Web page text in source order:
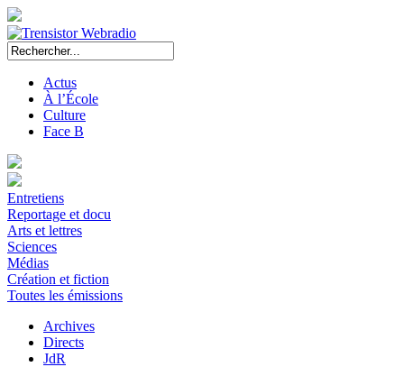
Actus
À l’École
Culture
Face B
Entretiens
Reportage et docu
Arts et lettres
Sciences
Médias
Création et fiction
Toutes les émissions
Archives
Directs
JdR